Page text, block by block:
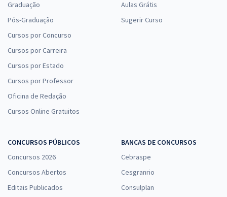
Graduação
Pós-Graduação
Cursos por Concurso
Cursos por Carreira
Cursos por Estado
Cursos por Professor
Oficina de Redação
Cursos Online Gratuitos
Aulas Grátis
Sugerir Curso
CONCURSOS PÚBLICOS
Concursos 2026
Concursos Abertos
Editais Publicados
BANCAS DE CONCURSOS
Cebraspe
Cesgranrio
Consulplan